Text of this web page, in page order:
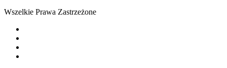
Wszelkie Prawa Zastrzeżone